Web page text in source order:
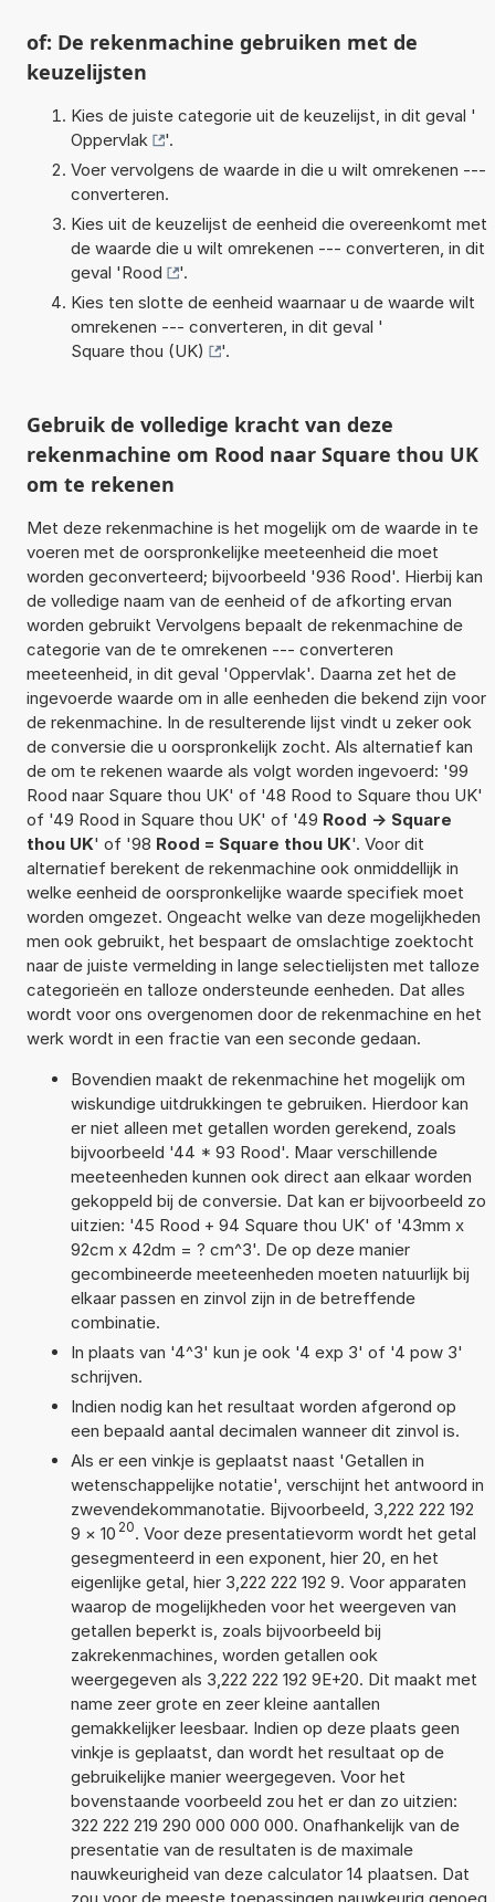
of: De rekenmachine gebruiken met de
keuzelijsten
Kies de juiste categorie uit de keuzelijst, in dit geval '
Oppervlak
'.
Voer vervolgens de waarde in die u wilt omrekenen ---
converteren.
Kies uit de keuzelijst de eenheid die overeenkomt met
de waarde die u wilt omrekenen --- converteren, in dit
geval 'Rood
'.
Kies ten slotte de eenheid waarnaar u de waarde wilt
omrekenen --- converteren, in dit geval '
Square thou (UK)
'.
Gebruik de volledige kracht van deze
rekenmachine om Rood naar Square thou UK
om te rekenen
Met deze rekenmachine is het mogelijk om de waarde in te
voeren met de oorspronkelijke meeteenheid die moet
worden geconverteerd; bijvoorbeeld '936 Rood'. Hierbij kan
de volledige naam van de eenheid of de afkorting ervan
worden gebruikt Vervolgens bepaalt de rekenmachine de
categorie van de te omrekenen --- converteren
meeteenheid, in dit geval 'Oppervlak'. Daarna zet het de
ingevoerde waarde om in alle eenheden die bekend zijn voor
de rekenmachine. In de resulterende lijst vindt u zeker ook
de conversie die u oorspronkelijk zocht. Als alternatief kan
de om te rekenen waarde als volgt worden ingevoerd: '99
Rood naar Square thou UK' of '48 Rood to Square thou UK'
of '49 Rood in Square thou UK' of '49 Rood -> Square
thou UK' of '98 Rood = Square thou UK'. Voor dit
alternatief berekent de rekenmachine ook onmiddellijk in
welke eenheid de oorspronkelijke waarde specifiek moet
worden omgezet. Ongeacht welke van deze mogelijkheden
men ook gebruikt, het bespaart de omslachtige zoektocht
naar de juiste vermelding in lange selectielijsten met talloze
categorieën en talloze ondersteunde eenheden. Dat alles
wordt voor ons overgenomen door de rekenmachine en het
werk wordt in een fractie van een seconde gedaan.
Bovendien maakt de rekenmachine het mogelijk om
wiskundige uitdrukkingen te gebruiken. Hierdoor kan
er niet alleen met getallen worden gerekend, zoals
bijvoorbeeld '44 * 93 Rood'. Maar verschillende
meeteenheden kunnen ook direct aan elkaar worden
gekoppeld bij de conversie. Dat kan er bijvoorbeeld zo
uitzien: '45 Rood + 94 Square thou UK' of '43mm x
92cm x 42dm = ? cm^3'. De op deze manier
gecombineerde meeteenheden moeten natuurlijk bij
elkaar passen en zinvol zijn in de betreffende
combinatie.
In plaats van '4^3' kun je ook '4 exp 3' of '4 pow 3'
schrijven.
Indien nodig kan het resultaat worden afgerond op
een bepaald aantal decimalen wanneer dit zinvol is.
Als er een vinkje is geplaatst naast 'Getallen in
wetenschappelijke notatie', verschijnt het antwoord in
zwevendekommanotatie. Bijvoorbeeld, 3,222 222 192
9 × 10 20. Voor deze presentatievorm wordt het getal
gesegmenteerd in een exponent, hier 20, en het
eigenlijke getal, hier 3,222 222 192 9. Voor apparaten
waarop de mogelijkheden voor het weergeven van
getallen beperkt is, zoals bijvoorbeeld bij
zakrekenmachines, worden getallen ook
weergegeven als 3,222 222 192 9E+20. Dit maakt met
name zeer grote en zeer kleine aantallen
gemakkelijker leesbaar. Indien op deze plaats geen
vinkje is geplaatst, dan wordt het resultaat op de
gebruikelijke manier weergegeven. Voor het
bovenstaande voorbeeld zou het er dan zo uitzien:
322 222 219 290 000 000 000. Onafhankelijk van de
presentatie van de resultaten is de maximale
nauwkeurigheid van deze calculator 14 plaatsen. Dat
zou voor de meeste toepassingen nauwkeurig genoeg